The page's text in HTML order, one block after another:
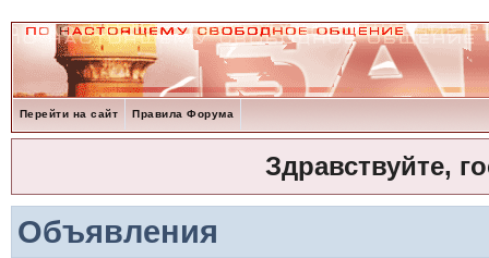
Перейти на сайт Правила Форума
Здравствуйте,
Объявления